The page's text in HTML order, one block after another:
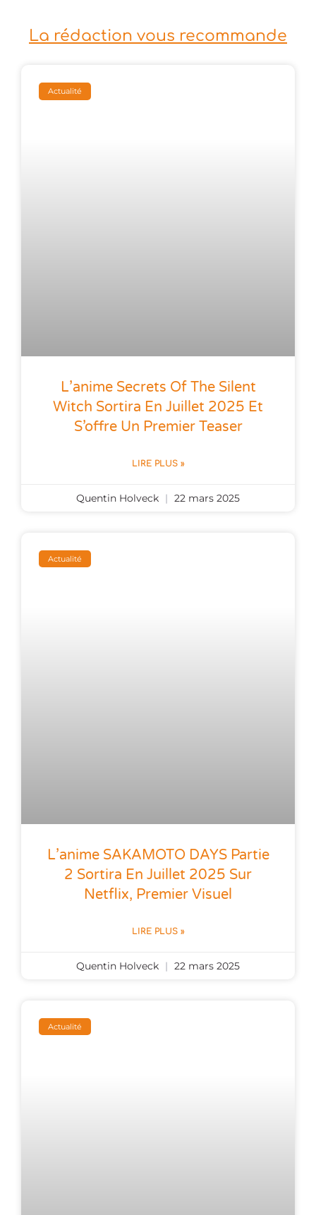
La rédaction vous recommande
Actualité
L’anime Secrets Of The Silent
Witch Sortira En Juillet 2025 Et
S’offre Un Premier Teaser
LIRE PLUS »
Quentin Holveck 22 mars 2025
Actualité
L’anime SAKAMOTO DAYS Partie
2 Sortira En Juillet 2025 Sur
Netflix, Premier Visuel
LIRE PLUS »
Quentin Holveck 22 mars 2025
Actualité